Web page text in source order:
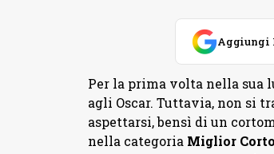
Aggiungi
Per la prima volta nella sua
agli Oscar. Tuttavia, non si
aspettarsi, bensì di un
nella categoria Miglior